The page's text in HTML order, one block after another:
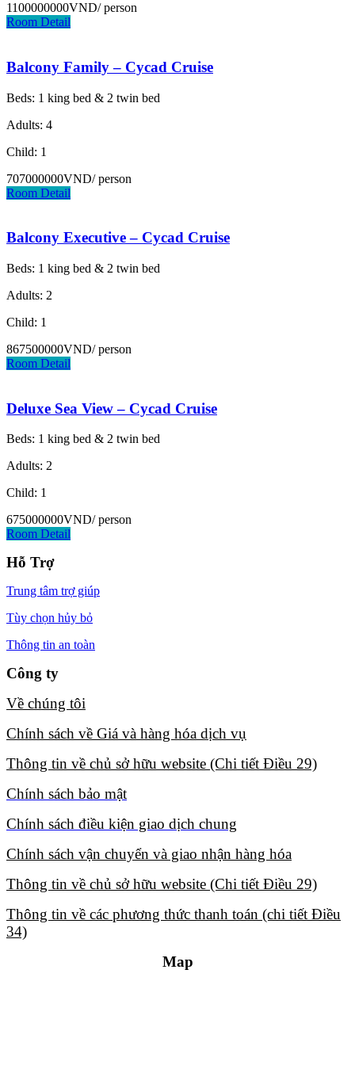
1100000000VND/ person
Room Detail
Balcony Family – Cycad Cruise
Beds: 1 king bed & 2 twin bed
Adults: 4
Child: 1
707000000VND/ person
Room Detail
Balcony Executive – Cycad Cruise
Beds: 1 king bed & 2 twin bed
Adults: 2
Child: 1
867500000VND/ person
Room Detail
Deluxe Sea View – Cycad Cruise
Beds: 1 king bed & 2 twin bed
Adults: 2
Child: 1
675000000VND/ person
Room Detail
Hỗ Trợ
Trung tâm trợ giúp
Tùy chọn hủy bỏ
Thông tin an toàn
Công ty
Về chúng tôi​
Chính sách về Giá và hàng hóa dịch vụ​
Thông tin về chủ sở hữu website (Chi tiết Điều 29)​
Chính sách bảo mật​
Chính sách điều kiện giao dịch chung​
Chính sách vận chuyển và giao nhận hàng hóa​
Thông tin về chủ sở hữu website (Chi tiết Điều 29)​
Thông tin về các phương thức thanh toán (chi tiết Điều
34)​
Map